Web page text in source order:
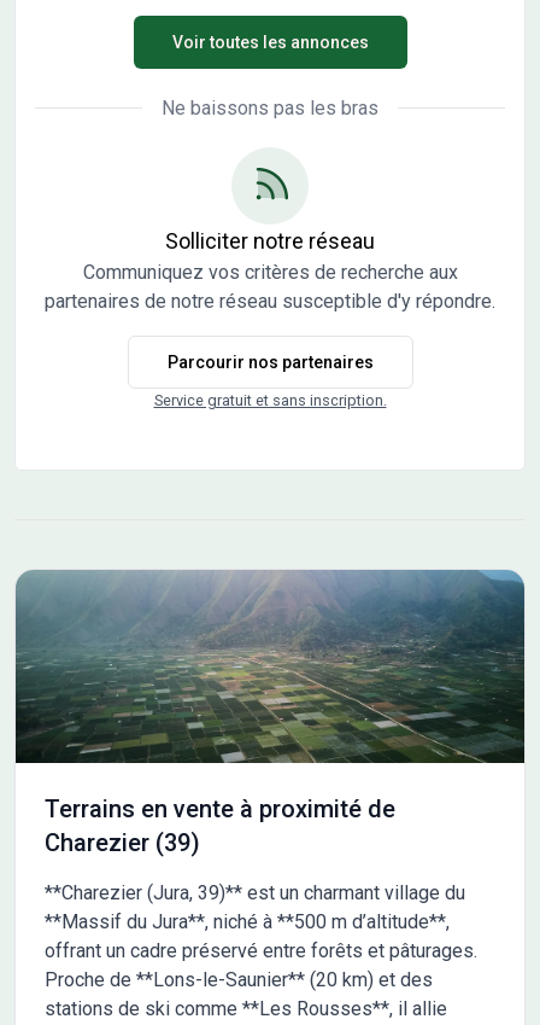
terrains à bâtir libres de tout constructeur dont 3 encore
disponibles. Découvrez ces parcelles entièrement
viabilisées (eau, électricité, Télécom, assainissement
collectif), offrant des belles surfaces allant d'environ 1
tous les terrains sont libres constructeur. ZOOM sur le lot 5
avec sa belle superficie de 1 115 m² et son prix de 76000
€. Ce terrain n'attend plus que votre projet. A proximité :
restaurants, artisans, … Pas de frais d'Agence, ni de frais
de dossier. Vous pouvez compter sur un
accompagnement de qualité tout au long de votre achat.
Dès à présent, profitez du prêt à taux 0 (PATZ) pour
financer votre projet. Les informations sur les risques
renseignements concernant ce terrain et nos différentes
Voir toutes les annonces
Ne baissons pas les bras
Solliciter notre réseau
Communiquez vos critères de recherche aux
partenaires de notre réseau susceptible d'y répondre.
Parcourir nos partenaires
Service gratuit et sans inscription.
Terrains en vente à proximité de
Charezier (39)
**Charezier (Jura, 39)** est un charmant village du
**Massif du Jura**, niché à **500 m d’altitude**,
offrant un cadre préservé entre forêts et pâturages.
Proche de **Lons-le-Saunier** (20 km) et des
stations de ski comme **Les Rousses**, il allie